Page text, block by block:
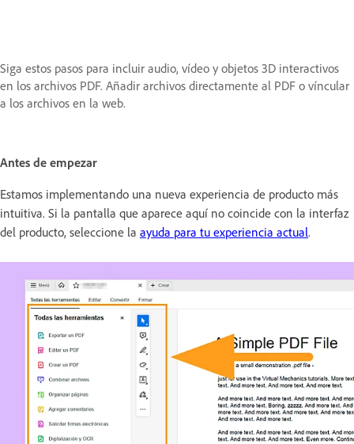
Siga estos pasos para incluir audio, vídeo y objetos 3D interactivos
en los archivos PDF. Añadir archivos directamente al PDF o víncular
a los archivos en la web.
Antes de empezar
Estamos implementando una nueva experiencia de producto más
intuitiva. Si la pantalla que aparece aquí no coincide con la interfaz
del producto, seleccione la ayuda para tu experiencia actual.